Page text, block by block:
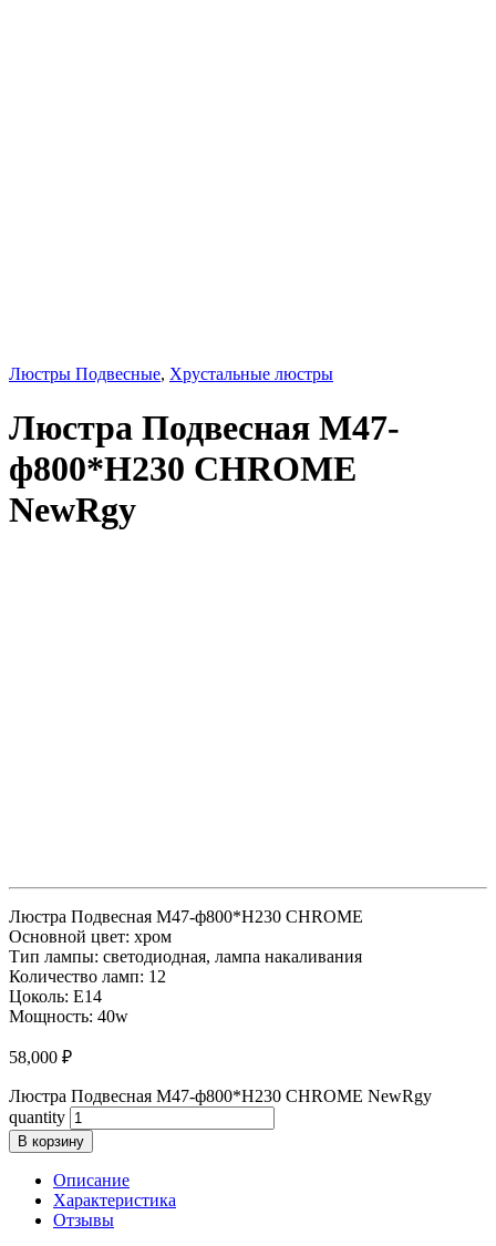
Люстры Подвесные, Хрустальные люстры
Люстра Подвесная M47-
ф800*H230 CHROME
NewRgy
Люстра Подвесная M47-ф800*H230 CHROME
Основной цвет: хром
Тип лампы: светодиодная, лампа накаливания
Количество ламп: 12
Цоколь: E14
Мощность: 40w
58,000 ₽
Люстра Подвесная M47-ф800*H230 CHROME NewRgy
quantity
В корзину
Описание
Характеристика
Отзывы